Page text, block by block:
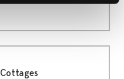
Cottages